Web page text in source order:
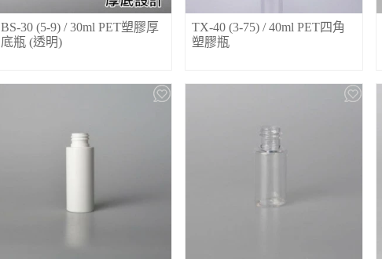
BS-30 (5-9) / 30ml PET塑膠厚
底瓶 (透明)
TX-40 (3-75) / 40ml PET四角
塑膠瓶